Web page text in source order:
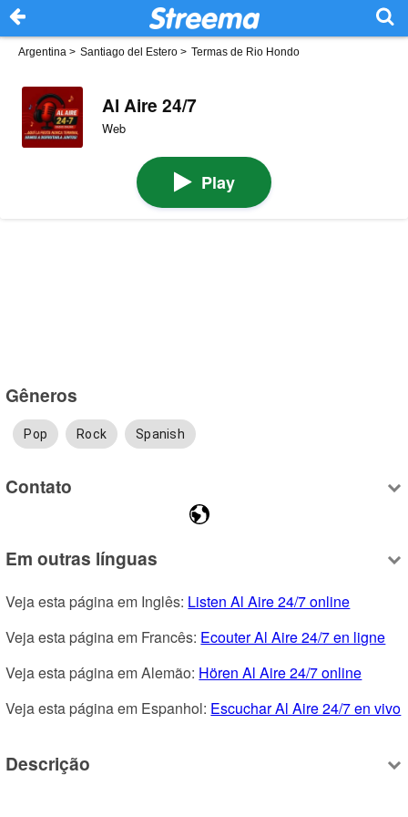
Argentina > Santiago del Estero > Termas de Rio Hondo
Al Aire 24/7
Web
Play
Gêneros
Pop Rock Spanish
Contato
Em outras línguas
Veja esta página em Inglês: Listen Al Aire 24/7 online
Veja esta página em Francês: Ecouter Al Aire 24/7 en ligne
Veja esta página em Alemão: Hören Al Aire 24/7 online
Veja esta página em Espanhol: Escuchar Al Aire 24/7 en vivo
Descrição